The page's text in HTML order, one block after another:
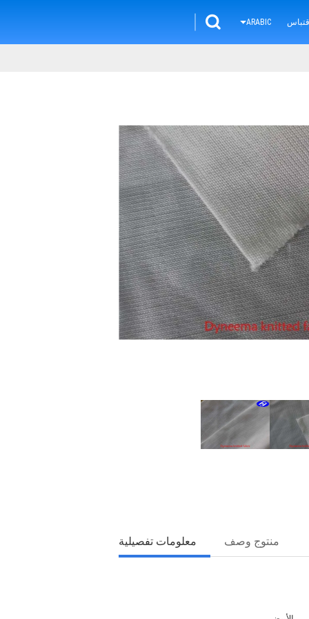
ARABIC
معلومات تفصيلية منتوج وصف